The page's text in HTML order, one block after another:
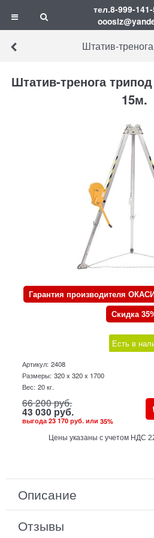
тел.8-999-
Штатив-
Штатив-тренога
15м.
Гарантия производителя
Скидка
Есть в
Артикул: 2408
Размеры: 320 x 320 x 1700
Вес: 20кг.
66 200руб.
43 030 руб.
выгода23 170 руб. или35%
Цены указаны с учетом НДС
Описание
Отзывы